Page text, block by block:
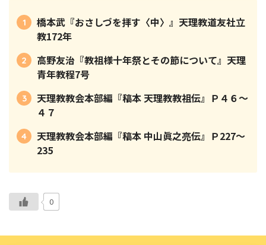
橋本武『おさしづを拝す〈中〉』天理教道友社立
教172年
高野友治『教祖様十年祭とその節について』天理
青年教程7号
天理教教会本部編『稿本 天理教教祖伝』Ｐ４６～
４７
天理教教会本部編『稿本 中山眞之亮伝』Ｐ227～
235
0